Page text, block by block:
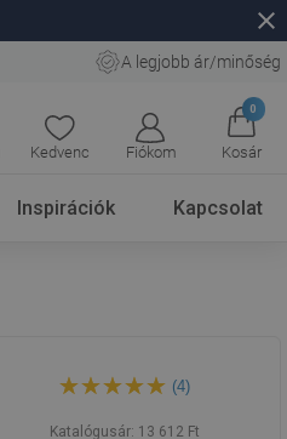
close
A legjobb ár/minőség
Kedvenc Fiókom
0
Kosár
Inspirációk Kapcsolat
folyókagylóház, inox -
(4)
Katalógusár: 13 612 Ft